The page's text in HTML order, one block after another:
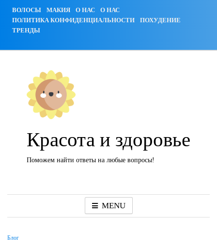
ВОЛОСЫ МАКИЯ О НАС
О НАС
ПОЛИТИКА КОНФИДЕНЦИАЛЬНОСТИ
ПОХУДЕНИЕ
ТРЕНДЫ
Красота и здоровье
Поможем найти ответы на любые вопросы!
MENU
Блог